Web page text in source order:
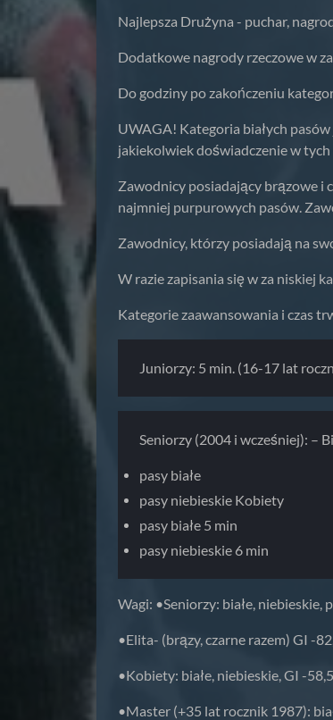
Najlepsza Drużyna - puchar,
Dodatkowe nagrody rzeczowe w
Do godziny po zakończeniu
UWAGA! Kategoria białych
jakiekolwiek doświadczenie w
Zawodnicy posiadający brązowe i
najmniej purpurowych pasów.
Zawodnicy, którzy posiadają na
W razie zapisania się w za niskiej
Kategorie zaawansowania i czas
Juniorzy: 5 min. (16-17 lat
Seniorzy (2004 i wcześniej): –
pasy białe
pasy niebieskie Kobiety
pasy białe 5 min
pasy niebieskie 6 min
Wagi: •Seniorzy: białe,
•Elita- (brązy, czarne razem) GI -
•Kobiety: białe, niebieskie, GI -
•Master (+35 lat rocznik 1987):